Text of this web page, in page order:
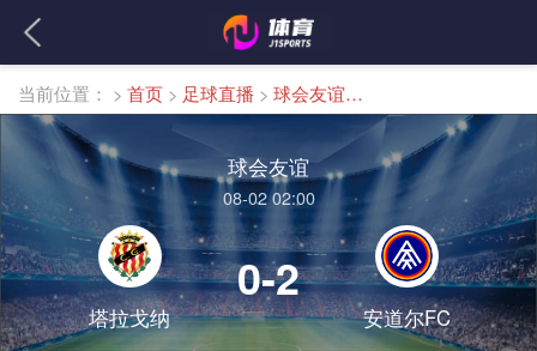
当前位置： > 首页 > 足球直播 > 球会友谊直播
球会友谊
08-02 02:00
塔拉戈纳
0-2
安道尔FC